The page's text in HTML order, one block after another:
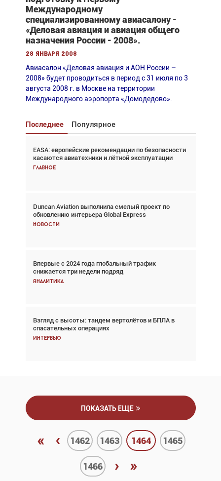
Международному
специализированному авиасалону -
«Деловая авиация и авиация общего
назначения России - 2008».
28 января 2008
Авиасалон «Деловая авиация и АОН России –
2008» будет проводиться в период с 31 июля по 3
августа 2008 г. в Москве на территории
Международного аэропорта «Домодедово».
Последнее Популярное
EASA: европейские рекомендации по безопасности
касаются авиатехники и лётной эксплуатации
Главное
Duncan Aviation выполнила смелый проект по
обновлению интерьера Global Express
Новости
Впервые с 2024 года глобальный трафик
снижается три недели подряд
Аналитика
Взгляд с высоты: тандем вертолётов и БПЛА в
спасательных операциях
Интервью
Взгляд с высоты: тандем вертолётов и БПЛА в
спасательных операциях
Главное
Авиационный фотограф Дэйв Кох: «Фотография
говорит сама за себя... а ИИ всё портит»
Новости
Впервые с 2024 года глобальный трафик
снижается три недели подряд
Аналитика
Частный самолёт – это актив. Подходите к
покупке соответствующим образом
Интервью
ПОКАЗАТЬ ЕЩЕ
« ‹ 1462 1463 1464 1465
1466 › »